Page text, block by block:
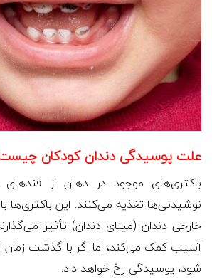
علت پوسیدگی دندان کودکان
باکتری‌های موجود در دهان از
نوشیدنی‌ها تغذیه می‌کنند. این باکتری‌ها
خارجی دندان (مینای دندان) تأثیر
آسیب کمک می‌کند، اما اگر با گذشت
شود، پوسیدگی رخ خواهد داد.